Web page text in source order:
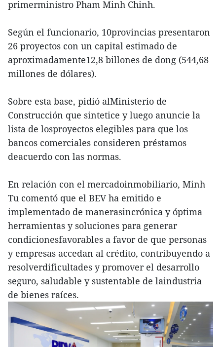
primerministro Pham Minh Chinh.
Según el funcionario, 10provincias presentaron
26 proyectos con un capital estimado de
aproximadamente12,8 billones de dong (544,68
millones de dólares).
Sobre esta base, pidió alMinisterio de
Construcción que sintetice y luego anuncie la
lista de losproyectos elegibles para que los
bancos comerciales consideren préstamos
deacuerdo con las normas.
En relación con el mercadoinmobiliario, Minh
Tu comentó que el BEV ha emitido e
implementado de manerasincrónica y óptima
herramientas y soluciones para generar
condicionesfavorables a favor de que personas
y empresas accedan al crédito, contribuyendo a
resolverdificultades y promover el desarrollo
seguro, saludable y sustentable de laindustria
de bienes raíces.